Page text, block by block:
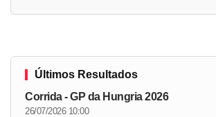
Últimos Resultados
Corrida - GP da Hungria 2026
26/07/2026 10:00